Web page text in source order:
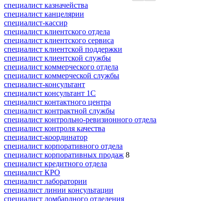
специалист казначейства
специалист канцелярии
специалист-кассир
специалист клиентского отдела
специалист клиентского сервиса
специалист клиентской поддержки
специалист клиентской службы
специалист коммерческого отдела
специалист коммерческой службы
специалист-консультант
специалист консультант 1С
специалист контактного центра
специалист контрактной службы
специалист контрольно-ревизионного отдела
специалист контроля качества
специалист-координатор
специалист корпоративного отдела
специалист корпоративных продаж 8
специалист кредитного отдела
специалист КРО
специалист лаборатории
специалист линии консультации
специалист ломбардного отделения